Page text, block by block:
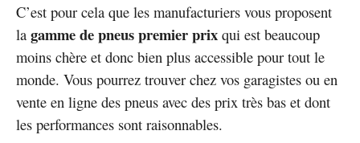
C’est pour cela que les manufacturiers vous proposent
la gamme de pneus premier prix qui est beaucoup
moins chère et donc bien plus accessible pour tout le
monde. Vous pourrez trouver chez vos garagistes ou en
vente en ligne des pneus avec des prix très bas et dont
les performances sont raisonnables.